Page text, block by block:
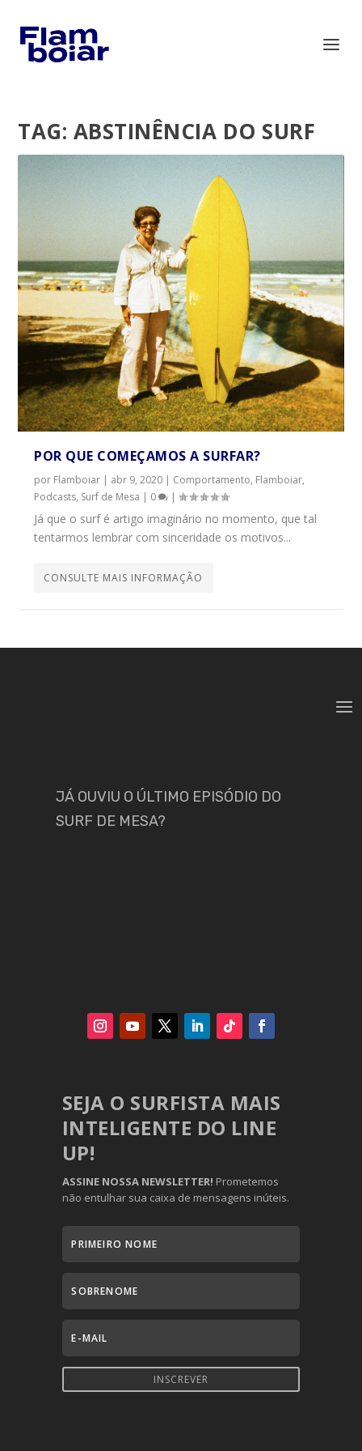
TAG: ABSTINÊNCIA DO SURF
POR QUE COMEÇAMOS A SURFAR?
por Flamboiar abr 9, 2020 Comportamento, Flamboiar,
Podcasts, Surf de Mesa 0 |
Já que o surf é artigo imaginário no momento, que tal
tentarmos lembrar com sinceridade os motivos...
CONSULTE MAIS INFORMAÇÃO
JÁ OUVIU O ÚLTIMO EPISÓDIO DO
SURF DE MESA?
SEJA O SURFISTA MAIS
INTELIGENTE DO LINE
UP!
ASSINE NOSSA NEWSLETTER! Prometemos
não entulhar sua caixa de mensagens inúteis.
INSCREVER